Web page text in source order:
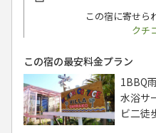
この宿に寄せら
クチ
この宿の最安料金プラン
1BBQ
水浴サ
ビ二徒